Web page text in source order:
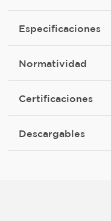
Especificaciones
Normatividad
Certificaciones
Descargables